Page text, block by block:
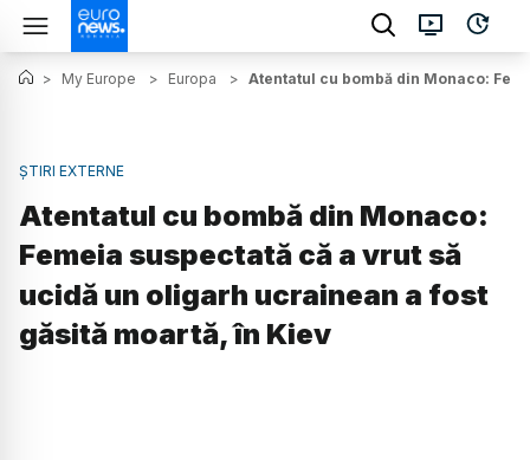
> My Europe > Europa > Atentatul cu bombă din Monaco:
ȘTIRI EXTERNE
Atentatul cu bombă din Monaco:
Femeia suspectată că a vrut să
ucidă un oligarh ucrainean a fost
găsită moartă, în Kiev